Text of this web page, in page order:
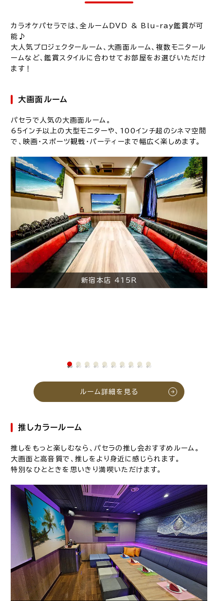
カラオケパセラでは、全ルームDVD & Blu-ray鑑賞が可
能♪
大人気プロジェクタールーム、大画面ルーム、複数モニタール
ームなど、鑑賞スタイルに合わせてお部屋をお選びいただけ
ます！
大画面ルーム
パセラで人気の大画面ルーム。
65インチ以上の大型モニターや、100インチ超のシネマ空間
で、映画・スポーツ観戦・パーティーまで幅広く楽しめます。
新宿本店 415R
ルーム詳細を見る
推しカラールーム
推しをもっと楽しむなら、パセラの推し会おすすめルーム。
大画面と高音質で、推しをより身近に感じられます。
特別なひとときを思いきり満喫いただけます。